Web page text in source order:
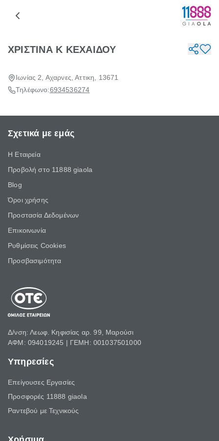
ΧΡΙΣΤΙΝΑ Κ ΚΕΧΑΙΔΟΥ
Ιωνίας 2, Αχαρνες, Αττικη, 13671
Τηλέφωνο:6934536274
Σχετικά με εμάς
Η Εταιρεία
Προβολή στο 11888 giaola
Blog
Όροι χρήσης
Προστασία Δεδομένων
Επικοινωνία
Ρυθμίσεις Cookies
Προσβασιμότητα
Δ/νση: Λεωφ. Κηφισίας αρ. 99, Μαρούσι
ΑΦΜ: 094019245 | ΓΕΜΗ: 001037501000
Υπηρεσίες
Επείγουσες Εργασίες
Προσφορές 11888 giaola
Ραντεβού με Τεχνικούς